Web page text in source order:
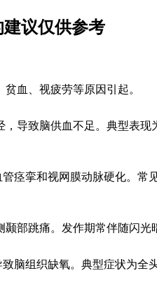
议仅供参考
血、视疲劳等原因引起。
导致脑供血不足。典型表
痉挛和视网膜动脉硬化。
部跳痛。发作期常伴随闪
脑组织缺氧。典型症状为